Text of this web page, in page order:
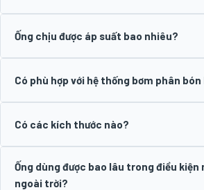
Ống chịu được áp suất bao nhiêu?
Có phù hợp với hệ thống bơm phân
Có các kích thước nào?
Ống dùng được bao lâu trong điều kiện
ngoài trời?